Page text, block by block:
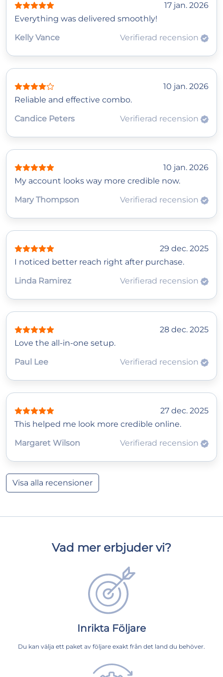
17 jan. 2026
Everything was delivered smoothly!
Kelly Vance
Verifierad recension
10 jan. 2026
Reliable and effective combo.
Candice Peters
Verifierad recension
10 jan. 2026
My account looks way more credible now.
Mary Thompson
Verifierad recension
29 dec. 2025
I noticed better reach right after purchase.
Linda Ramirez
Verifierad recension
28 dec. 2025
Love the all-in-one setup.
Paul Lee
Verifierad recension
27 dec. 2025
This helped me look more credible online.
Margaret Wilson
Verifierad recension
Visa alla recensioner
Vad mer erbjuder vi?
Inrikta Följare
Du kan välja ett paket av följare exakt från det land du behöver.